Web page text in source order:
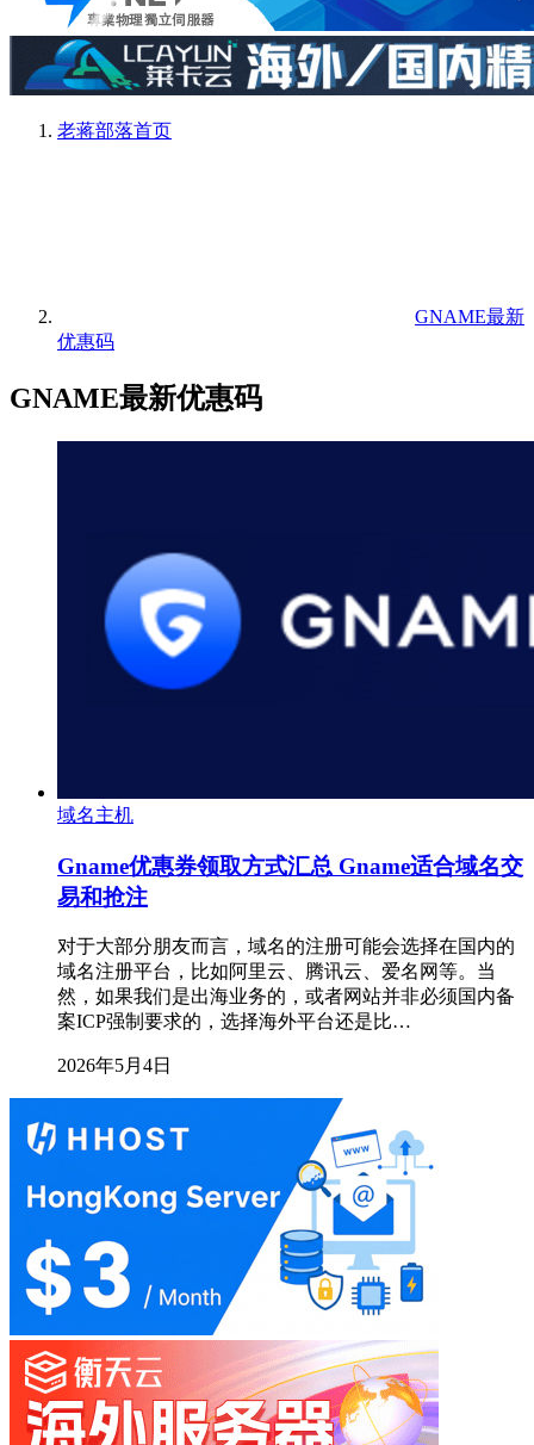
老蒋部落首页
GNAME最新
优惠码
GNAME最新优惠码
域名主机
Gname优惠券领取方式汇总 Gname适合域名交
易和抢注
对于大部分朋友而言，域名的注册可能会选择在国内的
域名注册平台，比如阿里云、腾讯云、爱名网等。当
然，如果我们是出海业务的，或者网站并非必须国内备
案ICP强制要求的，选择海外平台还是比…
2026年5月4日